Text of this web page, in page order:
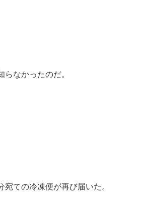
らなかったのだ。
宛ての冷凍便が再び届いた。